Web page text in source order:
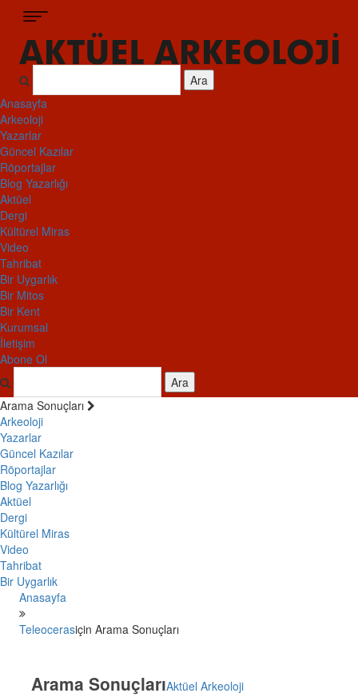
Ara
Anasayfa
Arkeoloji
Yazarlar
Güncel Kazılar
Röportajlar
Blog Yazarlığı
Aktüel
Dergi
Kültürel Miras
Video
Tahribat
Bir Uygarlık
Bir Mitos
Bir Kent
Kurumsal
İletişim
Abone Ol
Ara
Arama Sonuçları
Arkeoloji
Yazarlar
Güncel Kazılar
Röportajlar
Blog Yazarlığı
Aktüel
Dergi
Kültürel Miras
Video
Tahribat
Bir Uygarlık
Anasayfa
Teleocerasiçin Arama Sonuçları
Arama SonuçlarıAktüel Arkeoloji